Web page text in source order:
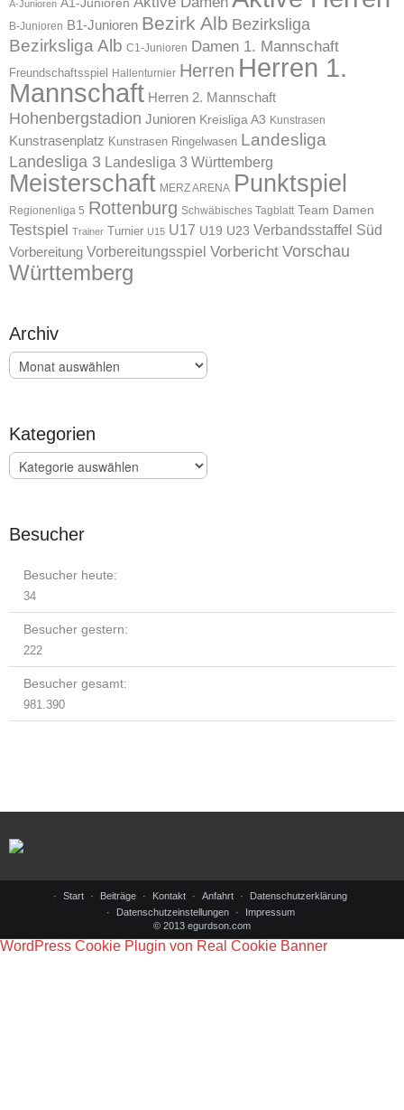
A-Junioren A1-Junioren
B-Junioren B1-Junioren Bezirk Alb Bezirksliga
Bezirksliga Alb C1-Junioren Damen 1. Mannschaft
Freundschaftsspiel Hallenturnier Herren Herren 1.
Mannschaft Herren 2. Mannschaft
Hohenbergstadion Junioren Kreisliga A3 Kunstrasen
Kunstrasenplatz Kunstrasen Ringelwasen Landesliga
Landesliga 3 Landesliga 3 Württemberg
Meisterschaft MERZ ARENA Punktspiel
Regionenliga 5 Rottenburg Schwäbisches Tagblatt Team Damen
Testspiel Trainer Turnier U15 U17 U19 U23 Verbandsstaffel Süd
Vorbereitung Vorbereitungsspiel Vorbericht Vorschau
Württemberg
Archiv
Archiv
Kategorien
Kategorien
Besucher
Besucher heute:
34
Besucher gestern:
222
Besucher gesamt:
981.390
Start Beiträge Kontakt Anfahrt
Datenschutzerklärung
Datenschutzeinstellungen
Impressum
© 2013 egurdson.com
WordPress Cookie Plugin von Real Cookie Banner